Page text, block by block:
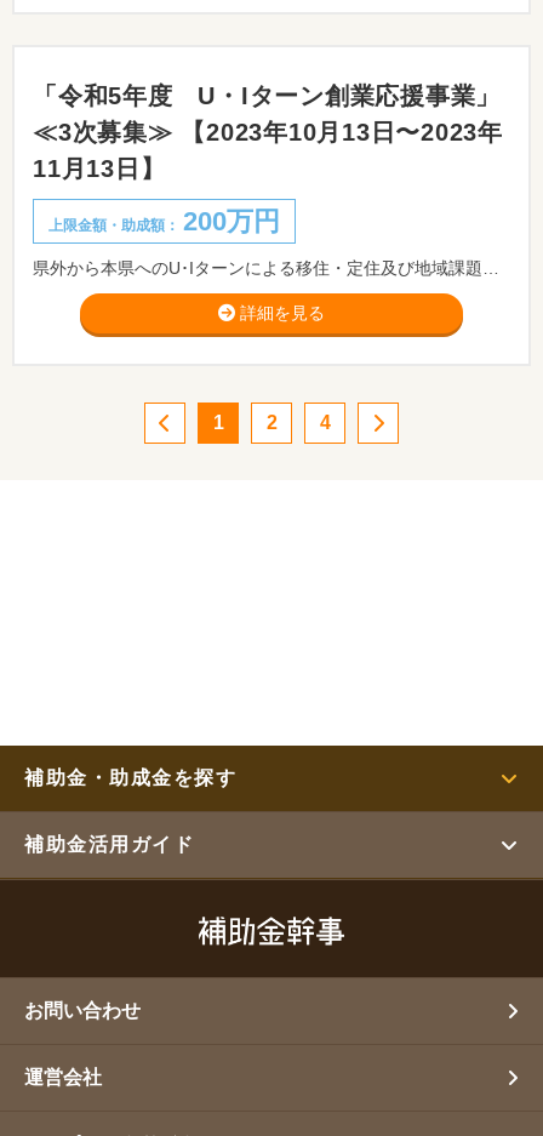
「令和5年度 U・Iターン創業応援事業」
≪3次募集≫ 【2023年10月13日〜2023年
11月13日】
上限金額・助成額： 200万円
詳細を見る
1 2 4
補助金・助成金を探す
補助金活用ガイド
お問い合わせ
運営会社